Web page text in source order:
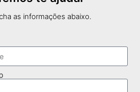
as informações abaixo.